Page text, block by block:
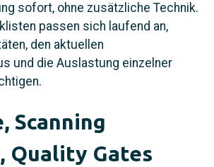
sofort, ohne zusätzliche Technik.
passen sich laufend an,
den aktuellen
und die Auslastung einzelner
Scanning
Quality Gates